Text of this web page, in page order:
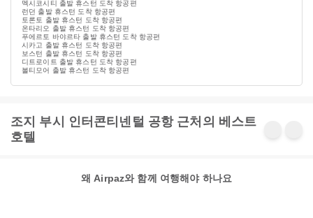
멕시코시티 출발 휴스턴 도착 항공편
런던 출발 휴스턴 도착 항공편
토론토 출발 휴스턴 도착 항공편
온타리오 출발 휴스턴 도착 항공편
푸에르토 바야르타 출발 휴스턴 도착 항공편
시카고 출발 휴스턴 도착 항공편
보스턴 출발 휴스턴 도착 항공편
디트로이트 출발 휴스턴 도착 항공편
볼티모어 출발 휴스턴 도착 항공편
조지 부시 인터콘티넨털 공항 근처의 베스트
호텔
왜 Airpaz와 함께 여행해야 하나요